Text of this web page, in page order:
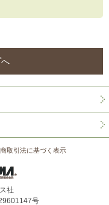
取引法に基づく表示
社
号